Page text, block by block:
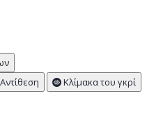
Κλίμακα του γκρί